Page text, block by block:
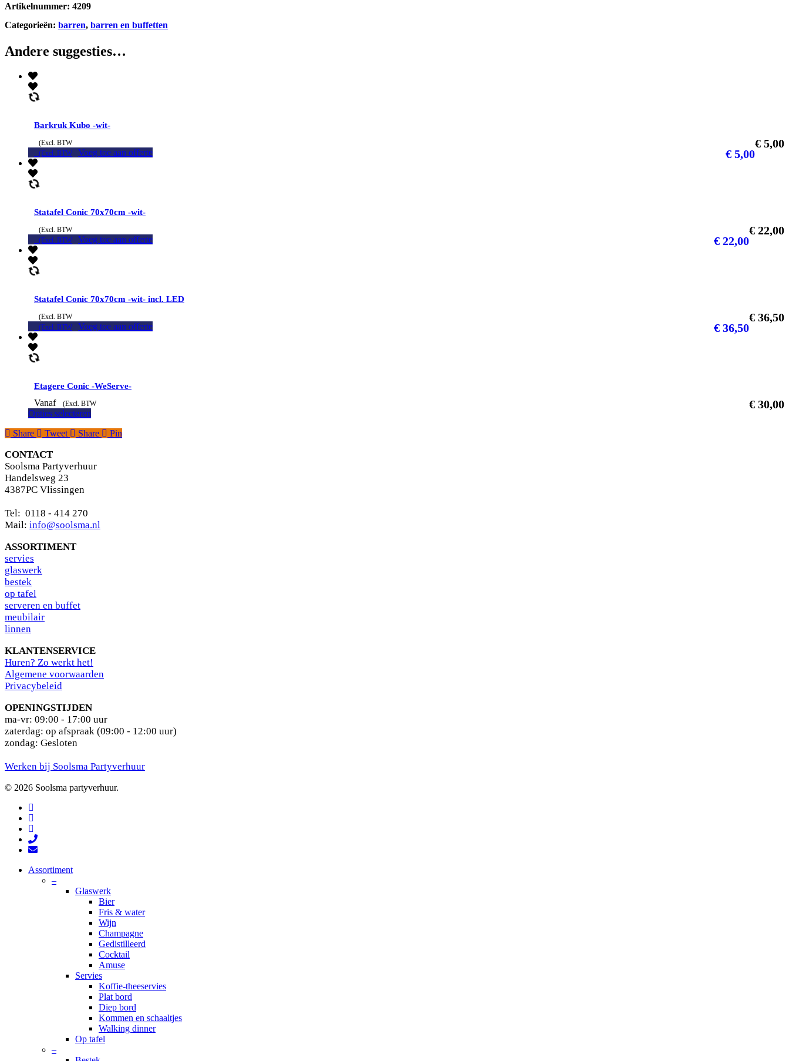
Artikelnummer: 4209
Categorieën: barren, barren en buffetten
Andere suggesties…
Barkruk Kubo -wit-
€ 5,00
(Excl. BTW
€ 5,00
(Excl. BTW Voeg toe aan offerte
Statafel Conic 70x70cm -wit-
€ 22,00
(Excl. BTW
€ 22,00
(Excl. BTW Voeg toe aan offerte
Statafel Conic 70x70cm -wit- incl. LED
€ 36,50
(Excl. BTW
€ 36,50
(Excl. BTW Voeg toe aan offerte
Etagere Conic -WeServe-
Vanaf € 30,00
(Excl. BTW
Opties selecteren
Share
Tweet Share Pin
CONTACT
Soolsma Partyverhuur
Handelsweg 23
4387PC Vlissingen
Tel: 0118 - 414 270
Mail: info@soolsma.nl
ASSORTIMENT
servies
glaswerk
bestek
op tafel
serveren en buffet
meubilair
linnen
KLANTENSERVICE
Huren? Zo werkt het!
Algemene voorwaarden
Privacybeleid
OPENINGSTIJDEN
ma-vr: 09:00 - 17:00 uur
zaterdag: op afspraak (09:00 - 12:00 uur)
zondag: Gesloten
Werken bij Soolsma Partyverhuur
© 2026 Soolsma partyverhuur.
facebook
pinterest
instagram
phone
email
Close
Assortiment
–
Glaswerk
Bier
Fris & water
Wijn
Champagne
Gedistilleerd
Cocktail
Amuse
Servies
Koffie-theeservies
Plat bord
Diep bord
Kommen en schaaltjes
Walking dinner
Op tafel
–